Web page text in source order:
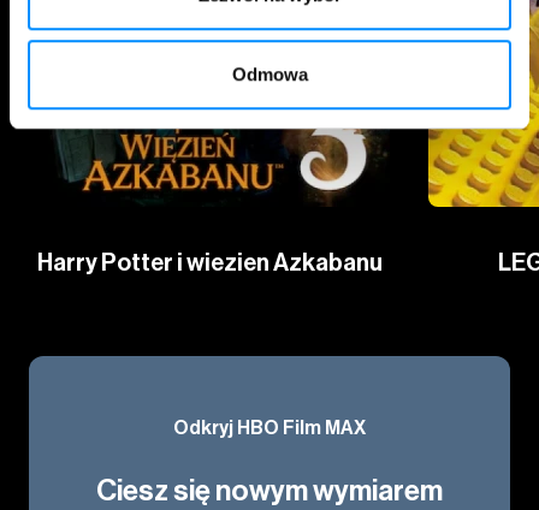
Odmowa
Harry Potter i wiezien Azkabanu
Odkryj HBO Film MAX
Ciesz się nowym wymiarem